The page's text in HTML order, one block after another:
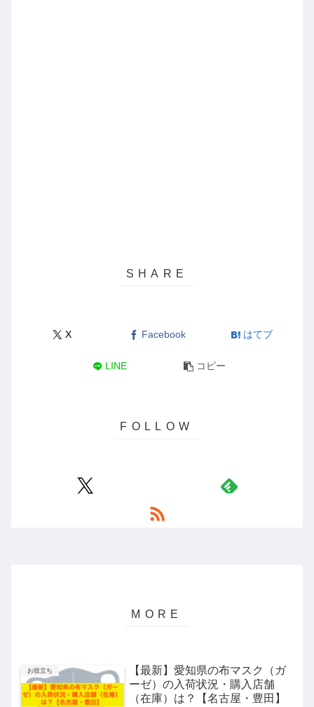
X Facebook はてブ
LINE コピー
お役立ち
【最新】愛知県の布マスク（ガ
ーゼ）の入荷状況・購入店舗
（在庫）は？【名古屋・豊田】